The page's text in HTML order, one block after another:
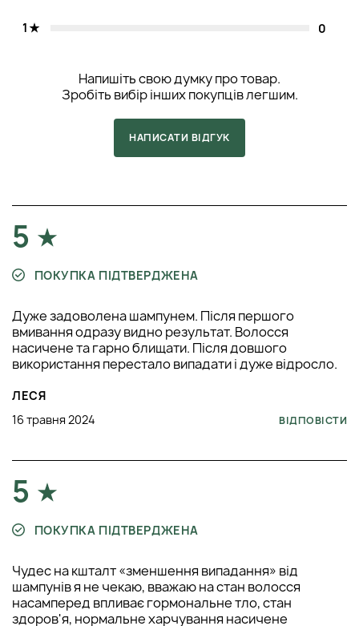
1 0
Напишіть свою думку про товар.
Зробіть вибір інших покупців легшим.
НАПИСАТИ ВІДГУК
5
ПОКУПКА ПІДТВЕРДЖЕНА
Дуже задоволена шампунем. Після першого
вмивання одразу видно результат. Волосся
насичене та гарно блищати. Після довшого
використання перестало випадати і дуже відросло.
ЛЕСЯ
16 травня 2024
ВІДПОВІСТИ
5
ПОКУПКА ПІДТВЕРДЖЕНА
Чудес на кшталт «зменшення випадання» від
шампунів я не чекаю, вважаю на стан волосся
насамперед впливає гормональне тло, стан
здоров'я, нормальне харчування насичене